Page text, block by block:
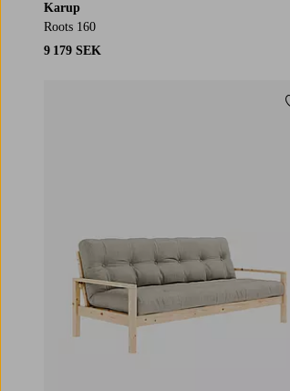
Karup
Roots 160
9 179 SEK